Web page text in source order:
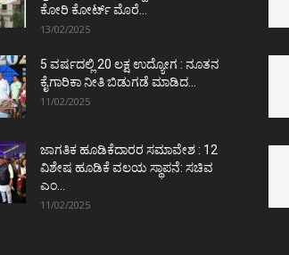
ಕೋರಿ ಕೋರ್ಟ್‌ ಮೊರೆ...
13/02/2025
5 ವರ್ಷದಲ್ಲಿ 20 ಲಕ್ಷ ಉದ್ಯೋಗ : ನೂತನ
ಕೈಗಾರಿಕಾ ನೀತಿ ಬಿಡುಗಡೆ ಮಾಡಿದ...
11/02/2025
ಜಾಗತಿಕ ಹೂಡಿಕೆದಾರರ ಸಮಾವೇಶ : 12
ವಿಶೇಷ ಹೂಡಿಕೆ ವಲಯ ಸ್ಥಾಪನೆ: ಸಚಿವ
ಎಂ...
11/02/2025